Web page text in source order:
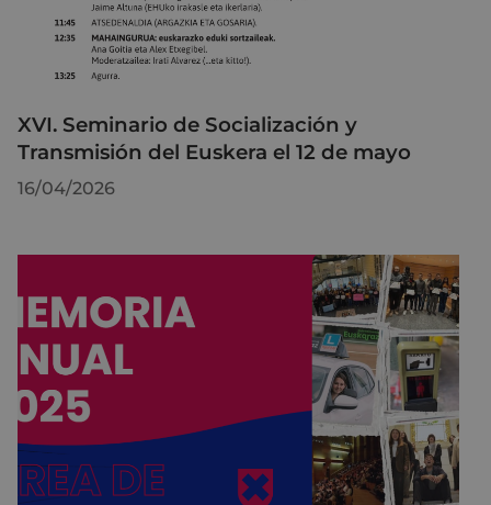
XVI. Seminario de Socialización y
Transmisión del Euskera el 12 de mayo
16/04/2026